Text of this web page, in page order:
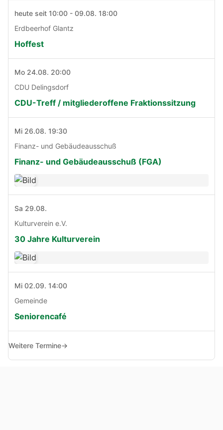
heute seit 10:00 - 09.08. 18:00
Erdbeerhof Glantz
Hoffest
Mo 24.08. 20:00
CDU Delingsdorf
CDU-Treff / mitgliederoffene Fraktionssitzung
Mi 26.08. 19:30
Finanz- und Gebäudeausschuß
Finanz- und Gebäudeausschuß (FGA)
Sa 29.08.
Kulturverein e.V.
30 Jahre Kulturverein
Mi 02.09. 14:00
Gemeinde
Seniorencafé
Weitere Termine→